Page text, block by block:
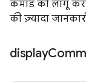
कमांड को लागू
की ज़्यादा
display